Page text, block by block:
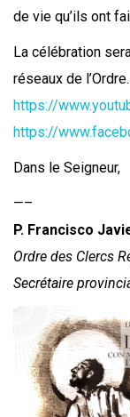
de vie qu’ils ont
La célébration
réseaux de l’Ordre.
https://
https://
Dans le Seigneur,
—–
P. Francisco
Ordre des Clercs
Secrétaire